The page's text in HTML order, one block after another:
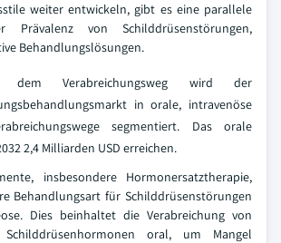
weiter entwickeln, gibt es eine parallele
Prävalenz von Schilddrüsenstörungen,
Behandlungslösungen.
dem Verabreichungsweg wird der
in orale, intravenöse
segmentiert. Das orale
2,4 Milliarden USD erreichen.
insbesondere Hormonersatztherapie,
Behandlungsart für Schilddrüsenstörungen
Dies beinhaltet die Verabreichung von
Schilddrüsenhormonen oral, um Mangel